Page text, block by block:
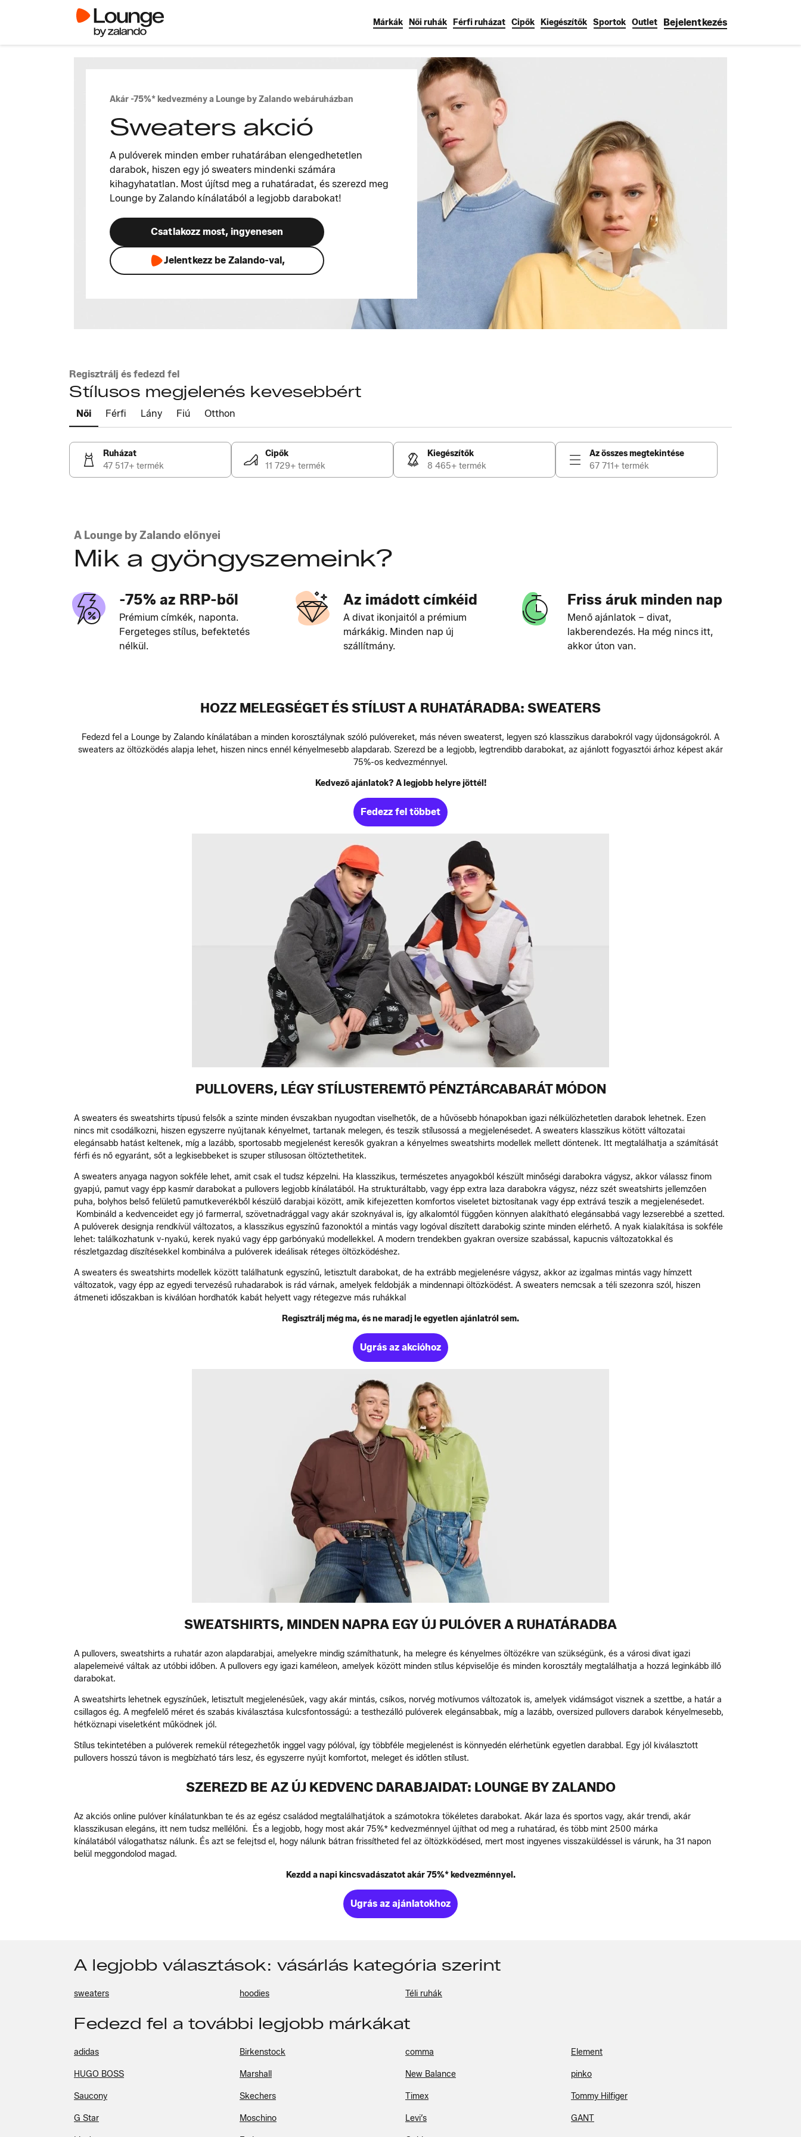
Márkák Női ruhák Férfi ruházat Cipők Kiegészítők Sportok Outlet Bejelentkezés
Akár -75%* kedvezmény a Lounge by Zalando webáruházban
Sweaters akció
A pulóverek minden ember ruhatárában elengedhetetlen
darabok, hiszen egy jó sweaters mindenki számára
kihagyhatatlan. Most újítsd meg a ruhatáradat, és szerezd meg
Lounge by Zalando kínálatából a legjobb darabokat!
Csatlakozz most, ingyenesen
Jelentkezz be Zalando-val,
Regisztrálj és fedezd fel
Stílusos megjelenés kevesebbért
Női Férfi Lány Fiú Otthon
Ruházat
47 517+ termék
Cipők
11 729+ termék
Kiegészítők
8 465+ termék
Az összes megtekintése
67 711+ termék
A Lounge by Zalando előnyei
Mik a gyöngyszemeink?
-75% az RRP-ből
Prémium címkék, naponta.
Fergeteges stílus, befektetés
nélkül.
Az imádott címkéid
A divat ikonjaitól a prémium
márkákig. Minden nap új
szállítmány.
Friss áruk minden nap
Menő ajánlatok – divat,
lakberendezés. Ha még nincs itt,
akkor úton van.
HOZZ MELEGSÉGET ÉS STÍLUST A RUHATÁRADBA: SWEATERS
Fedezd fel a Lounge by Zalando kínálatában a minden korosztálynak szóló pulóvereket, más néven sweaterst, legyen szó klasszikus darabokról vagy újdonságokról. A
sweaters az öltözködés alapja lehet, hiszen nincs ennél kényelmesebb alapdarab. Szerezd be a legjobb, legtrendibb darabokat, az ajánlott fogyasztói árhoz képest akár
75%-os kedvezménnyel.
Kedvező ajánlatok? A legjobb helyre jöttél!
Fedezz fel többet
PULLOVERS, LÉGY STÍLUSTEREMTŐ PÉNZTÁRCABARÁT MÓDON
A sweaters és sweatshirts típusú felsők a szinte minden évszakban nyugodtan viselhetők, de a hűvösebb hónapokban igazi nélkülözhetetlen darabok lehetnek. Ezen
nincs mit csodálkozni, hiszen egyszerre nyújtanak kényelmet, tartanak melegen, és teszik stílusossá a megjelenésedet. A sweaters klasszikus kötött változatai
elegánsabb hatást keltenek, míg a lazább, sportosabb megjelenést keresők gyakran a kényelmes sweatshirts modellek mellett döntenek. Itt megtalálhatja a számítását
férfi és nő egyaránt, sőt a legkisebbeket is szuper stílusosan öltöztethetitek.
A sweaters anyaga nagyon sokféle lehet, amit csak el tudsz képzelni. Ha klasszikus, természetes anyagokból készült minőségi darabokra vágysz, akkor válassz finom
gyapjú, pamut vagy épp kasmír darabokat a pullovers legjobb kínálatából. Ha strukturáltabb, vagy épp extra laza darabokra vágysz, nézz szét sweatshirts jellemzően
puha, bolyhos belső felületű pamutkeverékből készülő darabjai között, amik kifejezetten komfortos viseletet biztosítanak vagy épp extrává teszik a megjelenésedet.
Kombináld a kedvenceidet egy jó farmerral, szövetnadrággal vagy akár szoknyával is, így alkalomtól függően könnyen alakítható elegánsabbá vagy lezserebbé a szetted.
A pulóverek designja rendkívül változatos, a klasszikus egyszínű fazonoktól a mintás vagy logóval díszített darabokig szinte minden elérhető. A nyak kialakítása is sokféle
lehet: találkozhatunk v-nyakú, kerek nyakú vagy épp garbónyakú modellekkel. A modern trendekben gyakran oversize szabással, kapucnis változatokkal és
részletgazdag díszítésekkel kombinálva a pulóverek ideálisak réteges öltözködéshez.
A sweaters és sweatshirts modellek között találhatunk egyszínű, letisztult darabokat, de ha extrább megjelenésre vágysz, akkor az izgalmas mintás vagy hímzett
változatok, vagy épp az egyedi tervezésű ruhadarabok is rád várnak, amelyek feldobják a mindennapi öltözködést. A sweaters nemcsak a téli szezonra szól, hiszen
átmeneti időszakban is kiválóan hordhatók kabát helyett vagy rétegezve más ruhákkal
Regisztrálj még ma, és ne maradj le egyetlen ajánlatról sem.
Ugrás az akcióhoz
SWEATSHIRTS, MINDEN NAPRA EGY ÚJ PULÓVER A RUHATÁRADBA
A pullovers, sweatshirts a ruhatár azon alapdarabjai, amelyekre mindig számíthatunk, ha melegre és kényelmes öltözékre van szükségünk, és a városi divat igazi
alapelemeivé váltak az utóbbi időben. A pullovers egy igazi kaméleon, amelyek között minden stílus képviselője és minden korosztály megtalálhatja a hozzá leginkább illő
darabokat.
A sweatshirts lehetnek egyszínűek, letisztult megjelenésűek, vagy akár mintás, csíkos, norvég motívumos változatok is, amelyek vidámságot visznek a szettbe, a határ a
csillagos ég. A megfelelő méret és szabás kiválasztása kulcsfontosságú: a testhezálló pulóverek elegánsabbak, míg a lazább, oversized pullovers darabok kényelmesebb,
hétköznapi viseletként működnek jól.
Stílus tekintetében a pulóverek remekül rétegezhetők inggel vagy pólóval, így többféle megjelenést is könnyedén elérhetünk egyetlen darabbal. Egy jól kiválasztott
pullovers hosszú távon is megbízható társ lesz, és egyszerre nyújt komfortot, meleget és időtlen stílust.
SZEREZD BE AZ ÚJ KEDVENC DARABJAIDAT: LOUNGE BY ZALANDO
Az akciós online pulóver kínálatunkban te és az egész családod megtalálhatjátok a számotokra tökéletes darabokat. Akár laza és sportos vagy, akár trendi, akár
klasszikusan elegáns, itt nem tudsz mellélőni. És a legjobb, hogy most akár 75%* kedvezménnyel újíthat od meg a ruhatárad, és több mint 2500 márka
kínálatából válogathatsz nálunk. És azt se felejtsd el, hogy nálunk bátran frissítheted fel az öltözkködésed, mert most ingyenes visszaküldéssel is várunk, ha 31 napon
belül meggondolod magad.
Kezdd a napi kincsvadászatot akár 75%* kedvezménnyel.
Ugrás az ajánlatokhoz
A legjobb választások: vásárlás kategória szerint
sweaters hoodies Téli ruhák
Fedezd fel a további legjobb márkákat
adidas Birkenstock comma Element
HUGO BOSS Marshall New Balance pinko
Saucony Skechers Timex Tommy Hilfiger
G Star Moschino Levi’s GANT